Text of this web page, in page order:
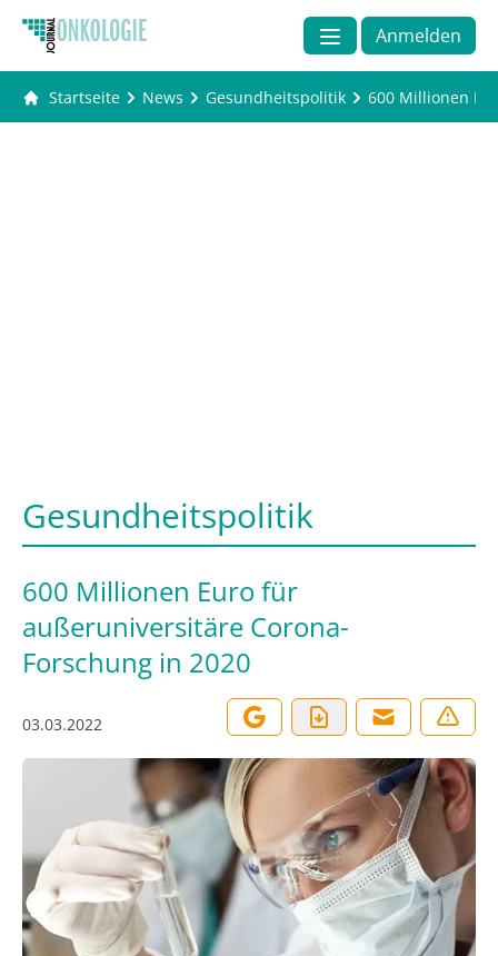
Anmelden
Startseite News Gesundheitspolitik 600 Millionen
Gesundheitspolitik
600 Millionen Euro für
außeruniversitäre Corona-
Forschung in 2020
03.03.2022